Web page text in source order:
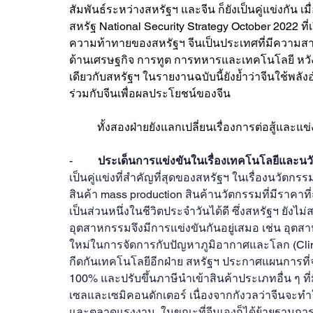
สัมพันธ์ระหว่างสหรัฐฯ และจีน ก็ยังเป็นคู่แข่งกัน
สหรัฐ National Security Strategy October 2022
ความท้าทายของสหรัฐฯ จีนเป็นประเทศที่มีความส
ด้านเศรษฐกิจ การทูต การทหารและเทคโนโลยี
เดียวกับสหรัฐฯ ในรายงานฉบับนี้ยังย้ำว่าจีนใช้พลั
ร่วมกับจีนเพื่อผลประโยชน์ของจีน
ทั้งสองฝ่ายยังแลกเปลี่ยนเรื่องการต่อสู้และ
- ประเด็นการแข่งขันในเรื่องเทคโนโลยีและ
เป็นคู่แข่งที่สำคัญที่สุดของสหรัฐฯ ในเรื่องนวัตกร
สินค้า mass production สินค้านวัตกรรมที่มีราค
เป็นส่วนหนึ่งในชีวิตประจำวันได้ดี ซึ่งสหรัฐฯ ยังไ
อุตสาหกรรมจึงมีการแข่งขันกันอยู่เสมอ เช่น อุตส
ใหม่ในการจัดการกับปัญหาภูมิอากาศและโลก
กีดกันเทคโนโลยีอีกฝ่าย สหรัฐฯ ประกาศแผนการ
100% และปรับขึ้นภาษีนำเข้าสินค้าประเภทอื่น ๆ
เซลและเซมิคอนดักเตอร์ เนื่องจากกังวลว่าจีนจ